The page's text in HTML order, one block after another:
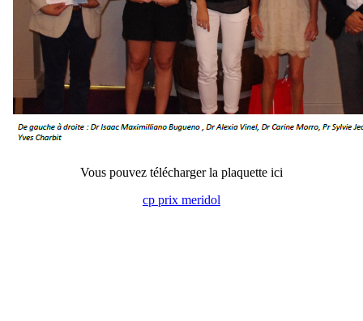
Vous pouvez télécharger la plaquette ici
cp prix meridol